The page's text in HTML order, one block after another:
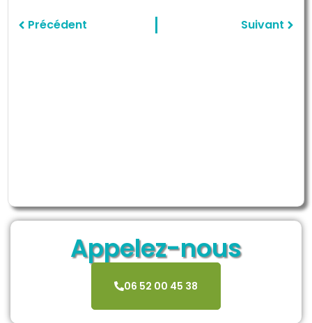
Appelez-nous
06 52 00 45 38
Précédent Suivant